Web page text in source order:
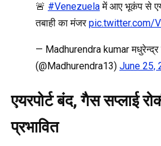
🚨 #Venezuelaमें आए भूकंप से
तबाही का मंजरpic.twitter.com/
— Madhurendra kumar मधुरेन्द्र
(@Madhurendra13) June 25,
एयरपोर्ट बंद, गैस सप्लाई
प्रभावित